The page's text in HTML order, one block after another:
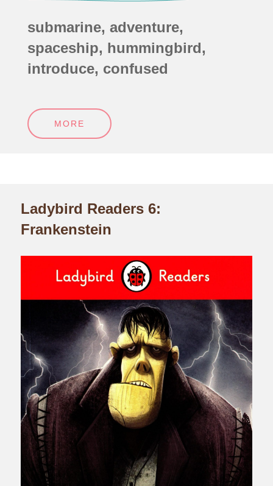
submarine, adventure,
spaceship, hummingbird,
introduce, confused
MORE
Ladybird Readers 6:
Frankenstein